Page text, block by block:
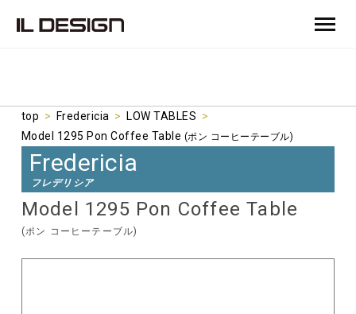
top > Fredericia > LOW TABLES >
Model 1295 Pon Coffee Table (ポン コーヒーテーブル)
Fredericia
フレデリシア
Model 1295 Pon Coffee Table
(ポン コーヒーテーブル)